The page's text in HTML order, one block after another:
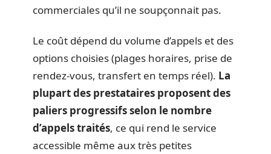
commerciales qu’il ne soupçonnait pas.
Le coût dépend du volume d’appels et des
options choisies (plages horaires, prise de
rendez-vous, transfert en temps réel). La
plupart des prestataires proposent des
paliers progressifs selon le nombre
d’appels traités, ce qui rend le service
accessible même aux très petites